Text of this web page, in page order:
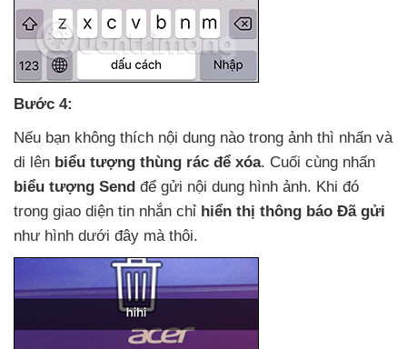
Bước 4:
Nếu bạn không thích nội dung nào trong ảnh thì nhấn và
di lên biểu tượng thùng rác để xóa. Cuối cùng nhấn
biểu tượng Send để gửi nội dung hình ảnh. Khi đó
trong giao diện tin nhắn chỉ hiển thị thông báo Đã gửi
như hình dưới đây mà thôi.